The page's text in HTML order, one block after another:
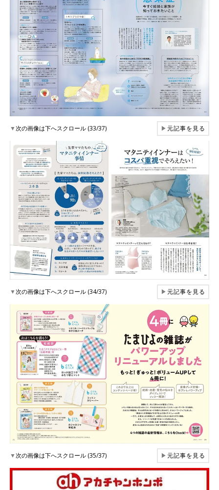
▼次の画像は下へスクロール (33/37) ▶元記事を見る
▼次の画像は下へスクロール (34/37) ▶元記事を見る
▼次の画像は下へスクロール (35/37) ▶元記事を見る